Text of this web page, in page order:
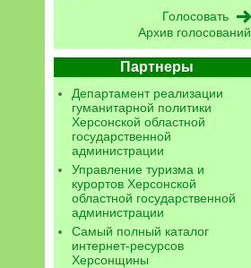
Архив голосований
Партнеры
Департамент реализации
гуманитарной политики
Херсонской областной
государственной
администрации
Управление туризма и
курортов Херсонской
областной государственной
администрации
Самый полный каталог
интернет-ресурсов
Херсонщины